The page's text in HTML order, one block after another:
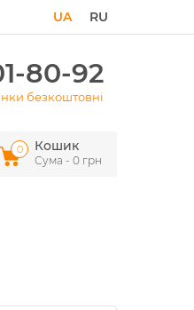
RU
UA
80-92
безкоштовні
Кошик
Сума - 0 грн
0